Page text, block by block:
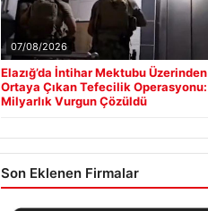
07/08/2026
Elazığ’da İntihar Mektubu Üzerinden
Ortaya Çıkan Tefecilik Operasyonu:
Milyarlık Vurgun Çözüldü
Son Eklenen Firmalar